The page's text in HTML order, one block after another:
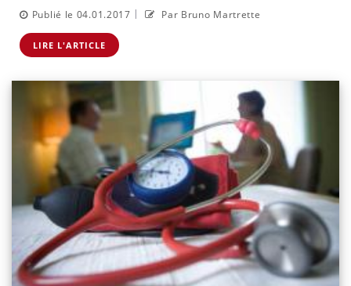
Publié le 04.01.2017 | Par Bruno Martrette
LIRE L'ARTICLE